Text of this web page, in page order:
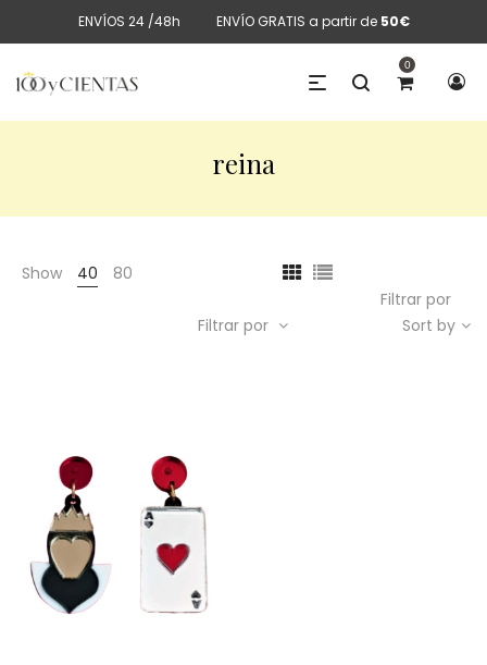
ENVÍOS 24 /48h ENVÍO GRATIS a partir de 50€
0
reina
Show 40
80
Filtrar por
Sort by
Filtrar por